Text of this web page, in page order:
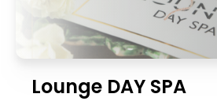
Lounge DAY SPA